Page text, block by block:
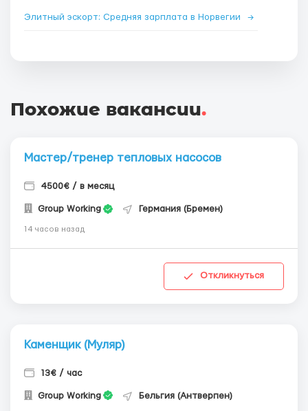
Элитный эскорт: Средняя зарплата в Норвегии →
Похожие вакансии.
Мастер/тренер тепловых насосов
4500€ / в месяц
Group Working Германия (Бремен)
14 часов назад
Откликнуться
Каменщик (Муляр)
13€ / час
Group Working Бельгия (Антверпен)